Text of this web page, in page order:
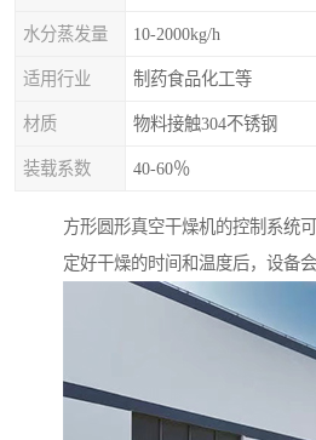
水分蒸发量 10-2000kg/h
适用行业 制药食品化工等
材质 物料接触304不锈钢
装载系数 40-60％
方形圆形真空干燥机的控制系统
定好干燥的时间和温度后，设备